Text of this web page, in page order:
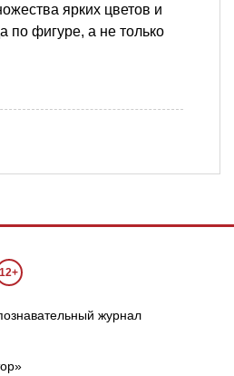
ярких цветов и
по фигуре, а не только
12+
журнал